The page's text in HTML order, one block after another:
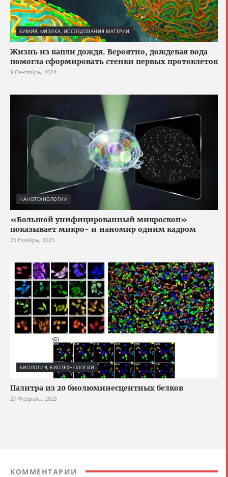
ХИМИЯ, ФИЗИКА, ИССЛЕДОВАНИЯ МАТЕРИИ
Жизнь из капли дождя. Вероятно, дождевая вода
помогла сформировать стенки первых протоклеток
9 Сентябрь, 2024
НАНОТЕХНОЛОГИИ
«Большой унифицированный микроскоп»
показывает микро- и наномир одним кадром
25 Ноябрь, 2025
БИОЛОГИЯ, БИОТЕХНОЛОГИИ
Палитра из 20 биолюминесцентных белков
27 Февраль, 2025
КОММЕНТАРИИ